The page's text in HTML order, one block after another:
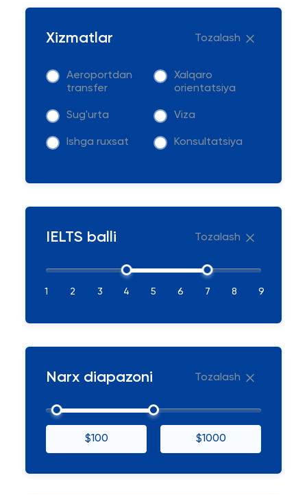
Xizmatlar Tozalash
Aeroportdan
transfer
Xalqaro
orientatsiya
Sug'urta Viza
Ishga ruxsat Konsultatsiya
IELTS balli Tozalash
1 2 3 4 5 6 7 8 9
Narx diapazoni Tozalash
$100 $1000